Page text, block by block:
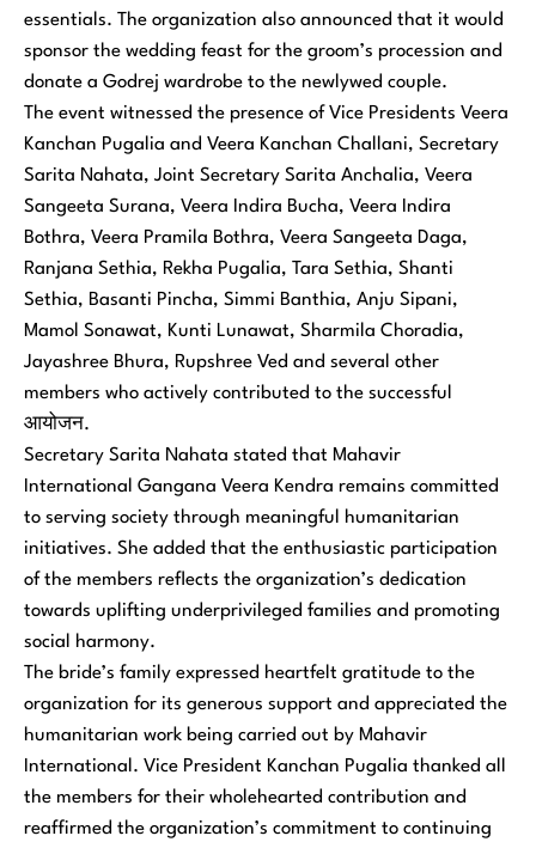
essentials. The organization also announced that it would
sponsor the wedding feast for the groom’s procession and
donate a Godrej wardrobe to the newlywed couple.
The event witnessed the presence of Vice Presidents Veera
Kanchan Pugalia and Veera Kanchan Challani, Secretary
Sarita Nahata, Joint Secretary Sarita Anchalia, Veera
Sangeeta Surana, Veera Indira Bucha, Veera Indira
Bothra, Veera Pramila Bothra, Veera Sangeeta Daga,
Ranjana Sethia, Rekha Pugalia, Tara Sethia, Shanti
Sethia, Basanti Pincha, Simmi Banthia, Anju Sipani,
Mamol Sonawat, Kunti Lunawat, Sharmila Choradia,
Jayashree Bhura, Rupshree Ved and several other
members who actively contributed to the successful
आयोजन.
Secretary Sarita Nahata stated that Mahavir
International Gangana Veera Kendra remains committed
to serving society through meaningful humanitarian
initiatives. She added that the enthusiastic participation
of the members reflects the organization’s dedication
towards uplifting underprivileged families and promoting
social harmony.
The bride’s family expressed heartfelt gratitude to the
organization for its generous support and appreciated the
humanitarian work being carried out by Mahavir
International. Vice President Kanchan Pugalia thanked all
the members for their wholehearted contribution and
reaffirmed the organization’s commitment to continuing